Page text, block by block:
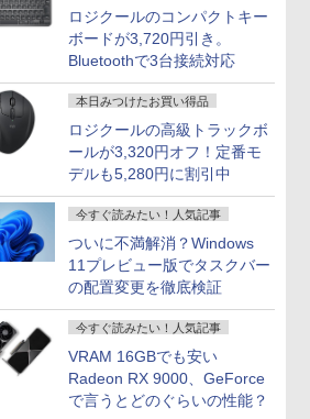
ロジクールのコンパクトキー
ボードが3,720円引き。
Bluetoothで3台接続対応
本日みつけたお買い得品
ロジクールの高級トラックボ
ールが3,320円オフ！定番モ
デルも5,280円に割引中
今すぐ読みたい！人気記事
ついに不満解消？Windows
11プレビュー版でタスクバー
の配置変更を徹底検証
今すぐ読みたい！人気記事
VRAM 16GBでも安い
Radeon RX 9000、GeForce
で言うとどのぐらいの性能？